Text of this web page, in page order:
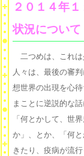
２０１４年
状況につい
二つめは、これは
人々は、最後の審
想世界の出現を心
まことに逆説的な
「何とかして、世
か」、とか、「何
きたり、疫病が流